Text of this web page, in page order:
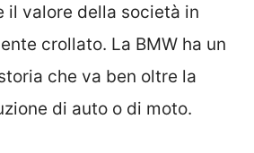
il valore della società in
crollato. La BMW ha un
che va ben oltre la
di auto o di moto.